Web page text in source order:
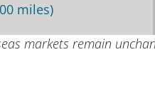
miles)
markets remain